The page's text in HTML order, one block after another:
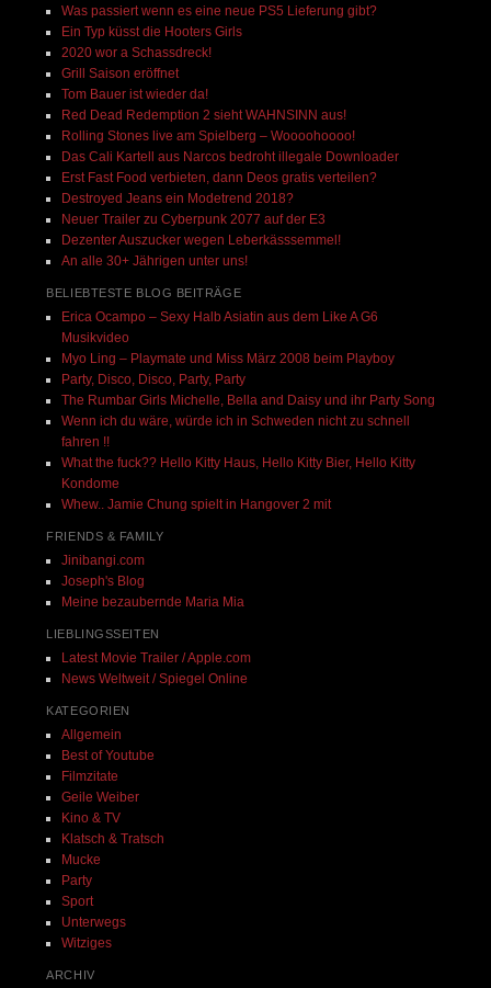
Was passiert wenn es eine neue PS5 Lieferung gibt?
Ein Typ küsst die Hooters Girls
2020 wor a Schassdreck!
Grill Saison eröffnet
Tom Bauer ist wieder da!
Red Dead Redemption 2 sieht WAHNSINN aus!
Rolling Stones live am Spielberg – Woooohoooo!
Das Cali Kartell aus Narcos bedroht illegale Downloader
Erst Fast Food verbieten, dann Deos gratis verteilen?
Destroyed Jeans ein Modetrend 2018?
Neuer Trailer zu Cyberpunk 2077 auf der E3
Dezenter Auszucker wegen Leberkässsemmel!
An alle 30+ Jährigen unter uns!
BELIEBTESTE BLOG BEITRÄGE
Erica Ocampo – Sexy Halb Asiatin aus dem Like A G6
Musikvideo
Myo Ling – Playmate und Miss März 2008 beim Playboy
Party, Disco, Disco, Party, Party
The Rumbar Girls Michelle, Bella and Daisy und ihr Party Song
Wenn ich du wäre, würde ich in Schweden nicht zu schnell
fahren !!
What the fuck?? Hello Kitty Haus, Hello Kitty Bier, Hello Kitty
Kondome
Whew.. Jamie Chung spielt in Hangover 2 mit
FRIENDS & FAMILY
Jinibangi.com
Joseph's Blog
Meine bezaubernde Maria Mia
LIEBLINGSSEITEN
Latest Movie Trailer / Apple.com
News Weltweit / Spiegel Online
KATEGORIEN
Allgemein
Best of Youtube
Filmzitate
Geile Weiber
Kino & TV
Klatsch & Tratsch
Mucke
Party
Sport
Unterwegs
Witziges
ARCHIV